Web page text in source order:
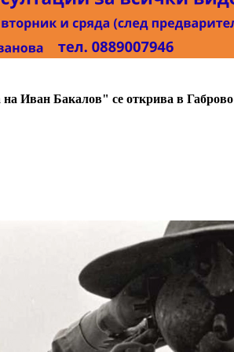
Иван Бакалов" се открива в Габрово